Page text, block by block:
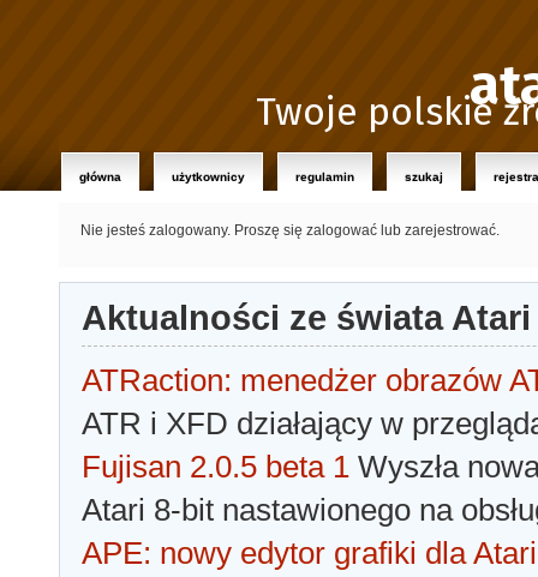
Twoje polskie
główna użytkownicy regulamin szukaj
Nie jesteś zalogowany. Proszę się zalogować lub zarejestrować.
Aktualności ze świata Atari
ATRaction: menedżer obrazów
ATR i XFD działający w
Fujisan 2.0.5 beta 1 Wyszła
Atari 8-bit nastawionego na
APE: nowy edytor grafiki dla Atari